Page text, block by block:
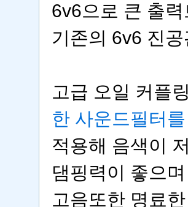
6v6으로 큰 출
기존의 6v6 진
고급 오일 커플
한 사운드필터를
적용해 음색이
댐핑력이 좋으며
고음또한 명료